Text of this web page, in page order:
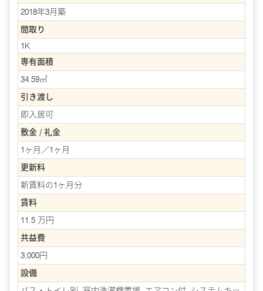
2018年3月築
間取り
1K
専有面積
34.59㎡
引き渡し
即入居可
敷金 / 礼金
1ヶ月／1ヶ月
更新料
新賃料の1ヶ月分
賃料
11.5 万円
共益費
3,000円
設備